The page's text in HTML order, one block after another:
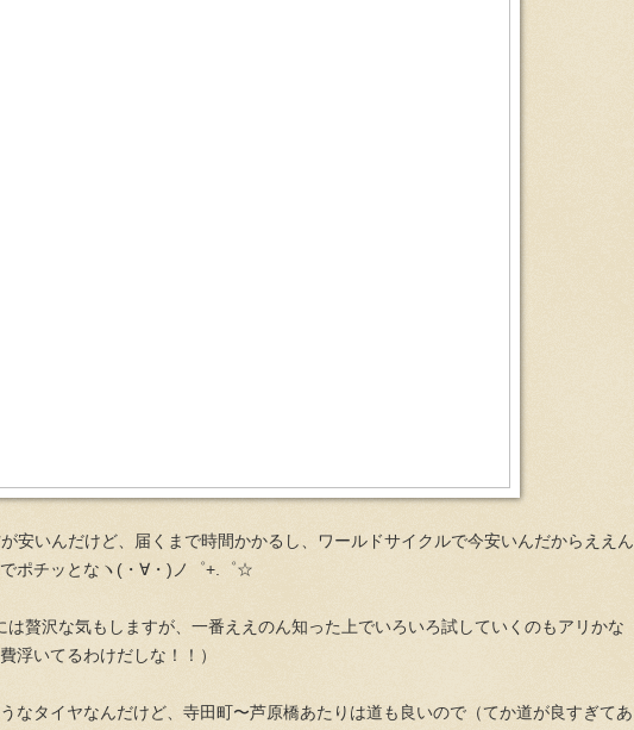
安いんだけど、届くまで時間かかるし、ワールドサイクルで今安いんだからええん
ポチッとなヽ(・∀・)ノ゜+.゜☆
は贅沢な気もしますが、一番ええのん知った上でいろいろ試していくのもアリかな
浮いてるわけだしな！！）
なタイヤなんだけど、寺田町〜芦原橋あたりは道も良いので（てか道が良すぎてあ